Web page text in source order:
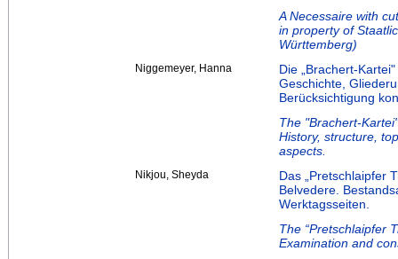
A Necessaire with
in property of
Württemberg)
Niggemeyer, Hanna
Die „Brachert-
Geschichte,
Berücksichtigung
The "Brachert-
History, structure,
aspects.
Nikjou, Sheyda
Das „Pretschlaipfer
Belvedere.
Werktagsseiten.
The “Pretschlaipfer
Examination and